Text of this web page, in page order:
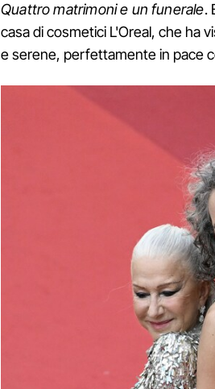
Quattro matrimoni e un funerale.
casa di cosmetici L'Oreal, che ha
e serene, perfettamente in pace